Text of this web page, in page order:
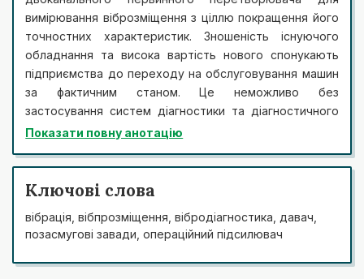
вимірювання віброзміщення з ціллю покращення його
точностних характеристик. Зношеність існуючого
обладнання та висока вартість нового спонукають
підприємства до переходу на обслуговування машин
за фактичним станом. Це неможливо без
застосування систем діагностики та діагностичного
моніторингу, які дозволили б виявляти дефекти на
основному, знаходяться на етапі початкових
досліджень та експериментальної експлуатації.
сільськогосподарських машинах надають сили інерції
різних неврівноважених мас (молотильних й
подрібнюючих барабанів, ріжучих складальних
Показати повну анотацію
Ключові слова
вібрація, вібпрозміщення, вібродіагностика, давач,
позасмугові завади, операційний підсилювач